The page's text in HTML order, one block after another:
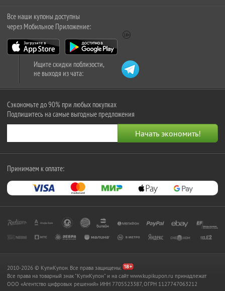
Все наши купоны доступны
через Мобильное Приложение:
Ищите скидки поблизости,
не выходя из чата:
Сэкономьте до 90% при любых покупках
Подпишитесь на самые выгодные предложения
Принимаем к оплате:
2010-2026 © КупиКупон. Все права защищены.
Все права на товарный знак "КупиКупон" и на сайт www.kupikupon.ru принадлежат
OOO «Агентство цифровых решений» ИНН 7705523387, ОГРН 1127747063212